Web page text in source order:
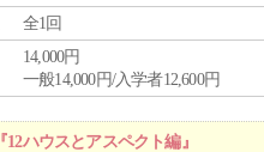
全1回
14,000円
一般14,000円/入学者12,600円
ハウスとアスペクト編』